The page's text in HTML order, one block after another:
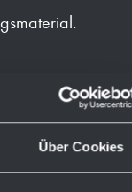
Über Cookies